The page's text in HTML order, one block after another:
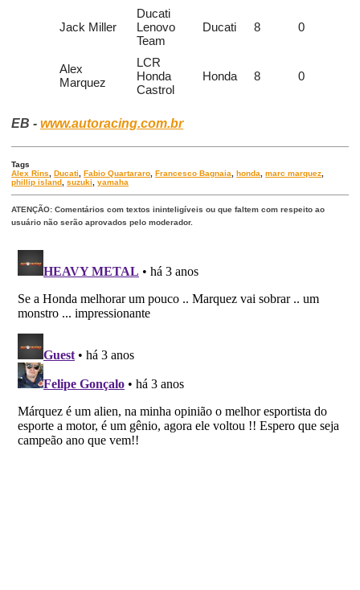
Jack Miller
Ducati
Lenovo
Team
Ducati 8 0
Alex
Marquez
LCR
Honda
Castrol
Honda 8 0
EB -www.autoracing.com.br
Tags
Alex Rins, Ducati, Fabio Quartararo, Francesco Bagnaia, honda,marc marquez,
phillip island,suzuki,yamaha
ATENÇÃO: Comentários com textos ininteligíveis ou que faltem com respeito ao
usuário não serão aprovados pelo moderador.